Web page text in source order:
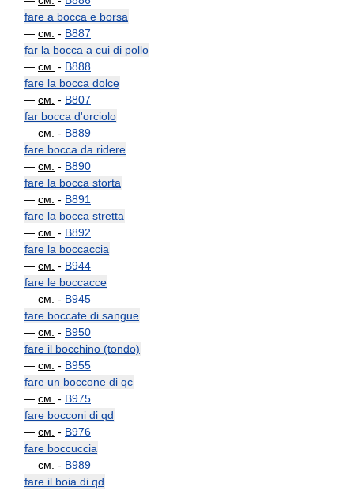
fare a bocca e borsa
— см. - B887
far la bocca a cui di pollo
— см. - B888
fare la bocca dolce
— см. - B807
far bocca d'orciolo
— см. - B889
fare bocca da ridere
— см. - B890
fare la bocca storta
— см. - B891
fare la bocca stretta
— см. - B892
fare la boccaccia
— см. - B944
fare le boccacce
— см. - B945
fare boccate di sangue
— см. - B950
fare il bocchino (tondo)
— см. - B955
fare un boccone di qc
— см. - B975
fare bocconi di qd
— см. - B976
fare boccuccia
— см. - B989
fare il boia di qd